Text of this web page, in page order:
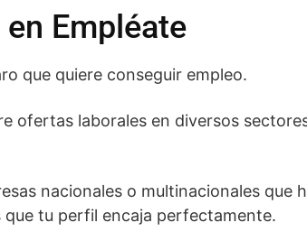
Empléate
que quiere conseguir empleo.
ofertas laborales en diversos
nacionales o multinacionales que
tu perfil encaja perfectamente.